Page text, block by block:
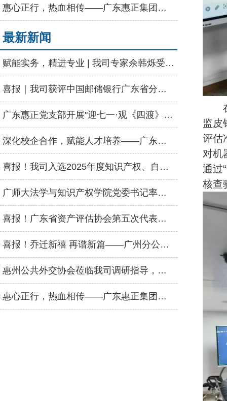
惠心正行，热血相传——广东惠正集团无偿献血公益活动圆满举行
最新新闻
赋能实务，精进专业 | 我司专家佘韩烁受邀为河源市资产评估协会授课
喜报｜我司获评中国邮储银行广东省分行“2025年度优秀供应商”称号
广东惠正党支部开展"迎七一·观《四渡》"主题党日活动
深化校企合作，赋能人才培养——广东惠正走进惠州学院经管学院启动会
喜报！我司入选2025年度知识产权、自然资源、数据资产三大评估业务特色机构名录
广师大法学与知识产权学院党委书记率队莅临我司交流，共商人才输送合作
喜报！广东省资产评估协会第五次代表大会顺利召开，广东惠正评估咨询集团荣获双项荣誉
喜报！乔迁新禧 再谱新篇——广州分公司盛大乔迁
惠州公共外交协会莅临我司调研指导，强调发挥专业优势赋能高质量发展
惠心正行，热血相传——广东惠正集团无偿献血公益活动圆满举行
监皮
评估
对机
通过
核查